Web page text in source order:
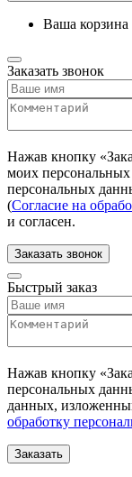
Ваша корзина
Заказать звонок
Нажав кнопку
моих
персональных
(Согласие на
и согласен.
Заказать звонок
Быстрый заказ
Нажав кнопку «
персональных
данных,
обработку
Заказать